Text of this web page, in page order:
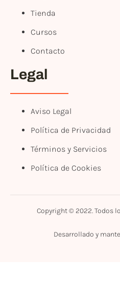
Tienda
Cursos
Contacto
Legal
Aviso Legal
Política de Privacidad
Términos y Servicios
Política de Cookies
Copyright © 2022. Todos
Desarrollado y